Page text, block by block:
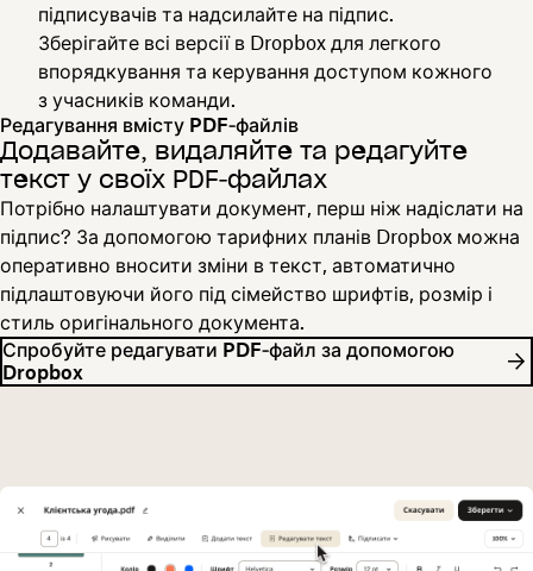
підписувачів та надсилайте на підпис.
Зберігайте всі версії в Dropbox для легкого
впорядкування та керування доступом кожного
з учасників команди.
Редагування вмісту PDF‑файлів
Додавайте, видаляйте та редагуйте
текст у своїх PDF‑файлах
Потрібно налаштувати документ, перш ніж надіслати на
підпис? За допомогою тарифних планів Dropbox можна
оперативно вносити зміни в текст, автоматично
підлаштовуючи його під сімейство шрифтів, розмір і
стиль оригінального документа.
Спробуйте редагувати PDF‑файл за допомогою
Dropbox